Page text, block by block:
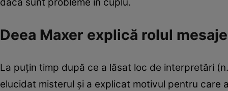
Deea Maxer explică rolul
La puțin timp după ce a lăsat loc de interpretări
elucidat misterul și a explicat motivul pentru care